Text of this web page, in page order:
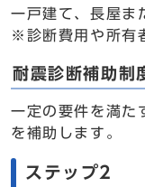
一戸建て、長屋ま
※診断費用や所有
耐震診断補助制
一定の要件を満た
を補助します。
ステップ2